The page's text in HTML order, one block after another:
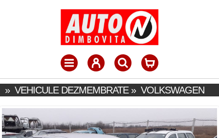
» VEHICULE DEZMEMBRATE» VOLKSWAGEN